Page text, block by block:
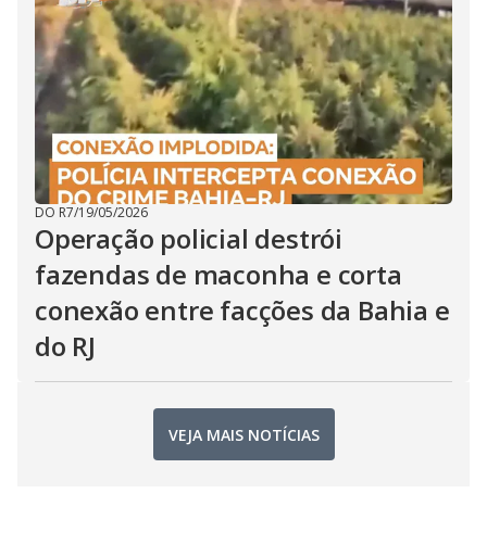
DO R7/19/05/2026
Operação policial destrói
fazendas de maconha e corta
conexão entre facções da Bahia e
do RJ
VEJA MAIS NOTÍCIAS